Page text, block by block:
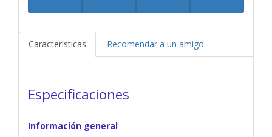
Características Recomendar a un amigo
Especificaciones
Información general